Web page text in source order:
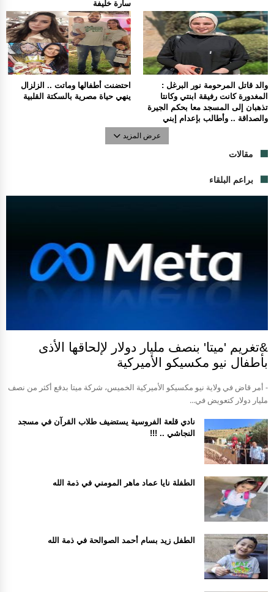
سارة خليفة
احتضنت أطفالها وماتت .. الزلزال
ينهي حياة مصرية بالسكتة القلبية
والد قاتل المرحومة نور البرغل :
المغدورة كانت رفيقة ابنتي وكانتا
تذهبان إلى المسجد معا بحكم الجيرة
والصداقة .. وأطالب بإعدام إبني
عرض المزيد
مقالات
براعم البلقاء
&تغريم 'ميتا' بنصف مليار دولار لإلحاقها الأذى
بأطفال نيو مكسيكو الأميركية
- أمر قاض في ولاية نيو مكسيكو الأميركية الخميس، شركة ميتا بدفع أكثر من نصف
مليار دولار كتعويض في...
نادي قلعة الفروسية يستضيف طلاب القرآن في مسجد
النجاشي .. !!!
الطفلة نايا عماد ماهر المومني في ذمة الله
الطفل زيد بسام أحمد الصوالحة في ذمة الله